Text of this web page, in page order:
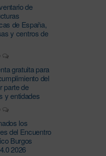
de
de España,
y centros de
gratuita para
del
parte de
y entidades
los
del Encuentro
Burgos
2026